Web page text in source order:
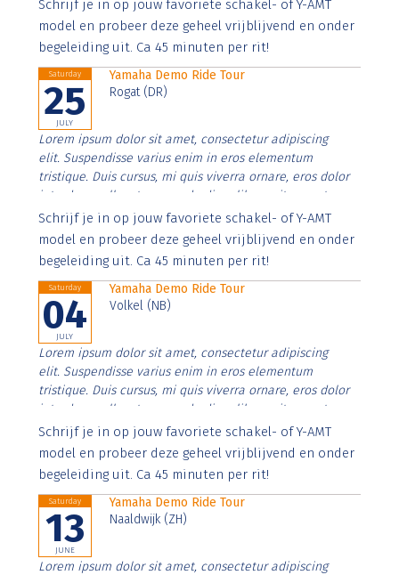
imperdiet. Nunc ut sem vitae risus tristique posuere.
Schrijf je in op jouw favoriete schakel- of Y-AMT
model en probeer deze geheel vrijblijvend en onder
begeleiding uit. Ca 45 minuten per rit!
Saturday
25
JULY
Yamaha Demo Ride Tour
Rogat (DR)
Lorem ipsum dolor sit amet, consectetur adipiscing
elit. Suspendisse varius enim in eros elementum
tristique. Duis cursus, mi quis viverra ornare, eros dolor
interdum nulla, ut commodo diam libero vitae erat.
Aenean faucibus nibh et justo cursus id rutrum lorem
imperdiet. Nunc ut sem vitae risus tristique posuere.
Schrijf je in op jouw favoriete schakel- of Y-AMT
model en probeer deze geheel vrijblijvend en onder
begeleiding uit. Ca 45 minuten per rit!
Saturday
04
JULY
Yamaha Demo Ride Tour
Volkel (NB)
Lorem ipsum dolor sit amet, consectetur adipiscing
elit. Suspendisse varius enim in eros elementum
tristique. Duis cursus, mi quis viverra ornare, eros dolor
interdum nulla, ut commodo diam libero vitae erat.
Aenean faucibus nibh et justo cursus id rutrum lorem
imperdiet. Nunc ut sem vitae risus tristique posuere.
Schrijf je in op jouw favoriete schakel- of Y-AMT
model en probeer deze geheel vrijblijvend en onder
begeleiding uit. Ca 45 minuten per rit!
Saturday
13
JUNE
Yamaha Demo Ride Tour
Naaldwijk (ZH)
Lorem ipsum dolor sit amet, consectetur adipiscing